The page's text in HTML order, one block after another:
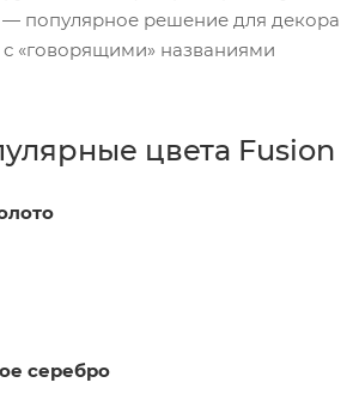
— популярное решение для декора
«говорящими» названиями
цвета Fusion
серебро